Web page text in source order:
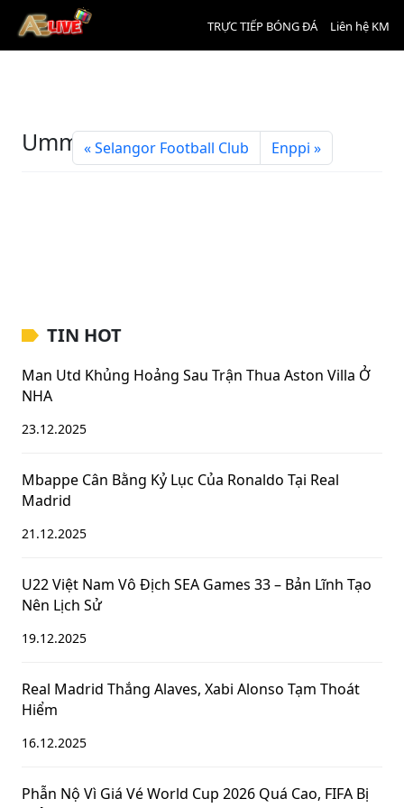
TRỰC TIẾP BÓNG ĐÁ Liên hệ KM
Umm SalalSelangor Football Club Enppi
TIN HOT
Man Utd Khủng Hoảng Sau Trận Thua Aston Villa Ở
NHA
23.12.2025
Mbappe Cân Bằng Kỷ Lục Của Ronaldo Tại Real
Madrid
21.12.2025
U22 Việt Nam Vô Địch SEA Games 33 – Bản Lĩnh Tạo
Nên Lịch Sử
19.12.2025
Real Madrid Thắng Alaves, Xabi Alonso Tạm Thoát
Hiểm
16.12.2025
Phẫn Nộ Vì Giá Vé World Cup 2026 Quá Cao, FIFA Bị